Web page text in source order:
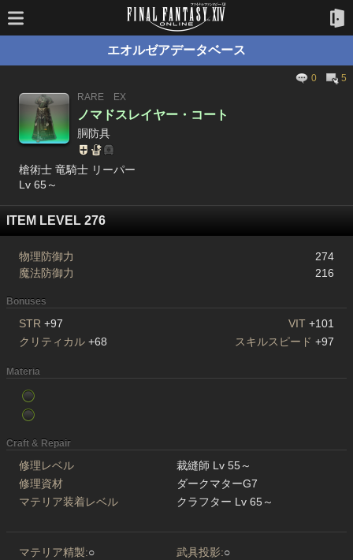
エオルゼアデータベース
0
5
RARE
EX
ノマドスレイヤー・コート
胴防具
槍術士 竜騎士 リーパー
Lv 65～
ITEM LEVEL 276
物理防御力
274
魔法防御力
216
Bonuses
STR +97 VIT +101
クリティカル +68 スキルスピード +97
Materia
Craft & Repair
修理レベル
裁縫師 Lv 55～
修理資材
ダークマターG7
マテリア装着レベル
クラフター Lv 65～
マテリア精製:○ 武具投影:○